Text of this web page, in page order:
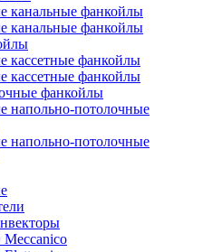
канальные фанкойлы
канальные фанкойлы
кассетные фанкойлы
кассетные фанкойлы
фанкойлы
напольно-потолочные
напольно-потолочные